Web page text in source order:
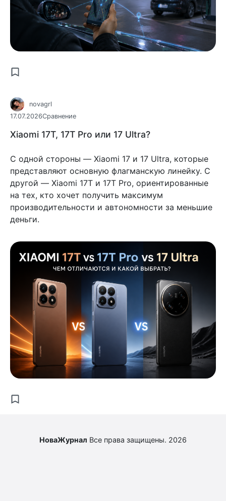
novagrl
17.07.2026Сравнение
Xiaomi 17T, 17T Pro или 17 Ultra?
С одной стороны — Xiaomi 17 и 17 Ultra, которые
представляют основную флагманскую линейку. С
другой — Xiaomi 17T и 17T Pro, ориентированные
на тех, кто хочет получить максимум
производительности и автономности за меньшие
деньги.
НоваЖурнал Все права защищены. 2026